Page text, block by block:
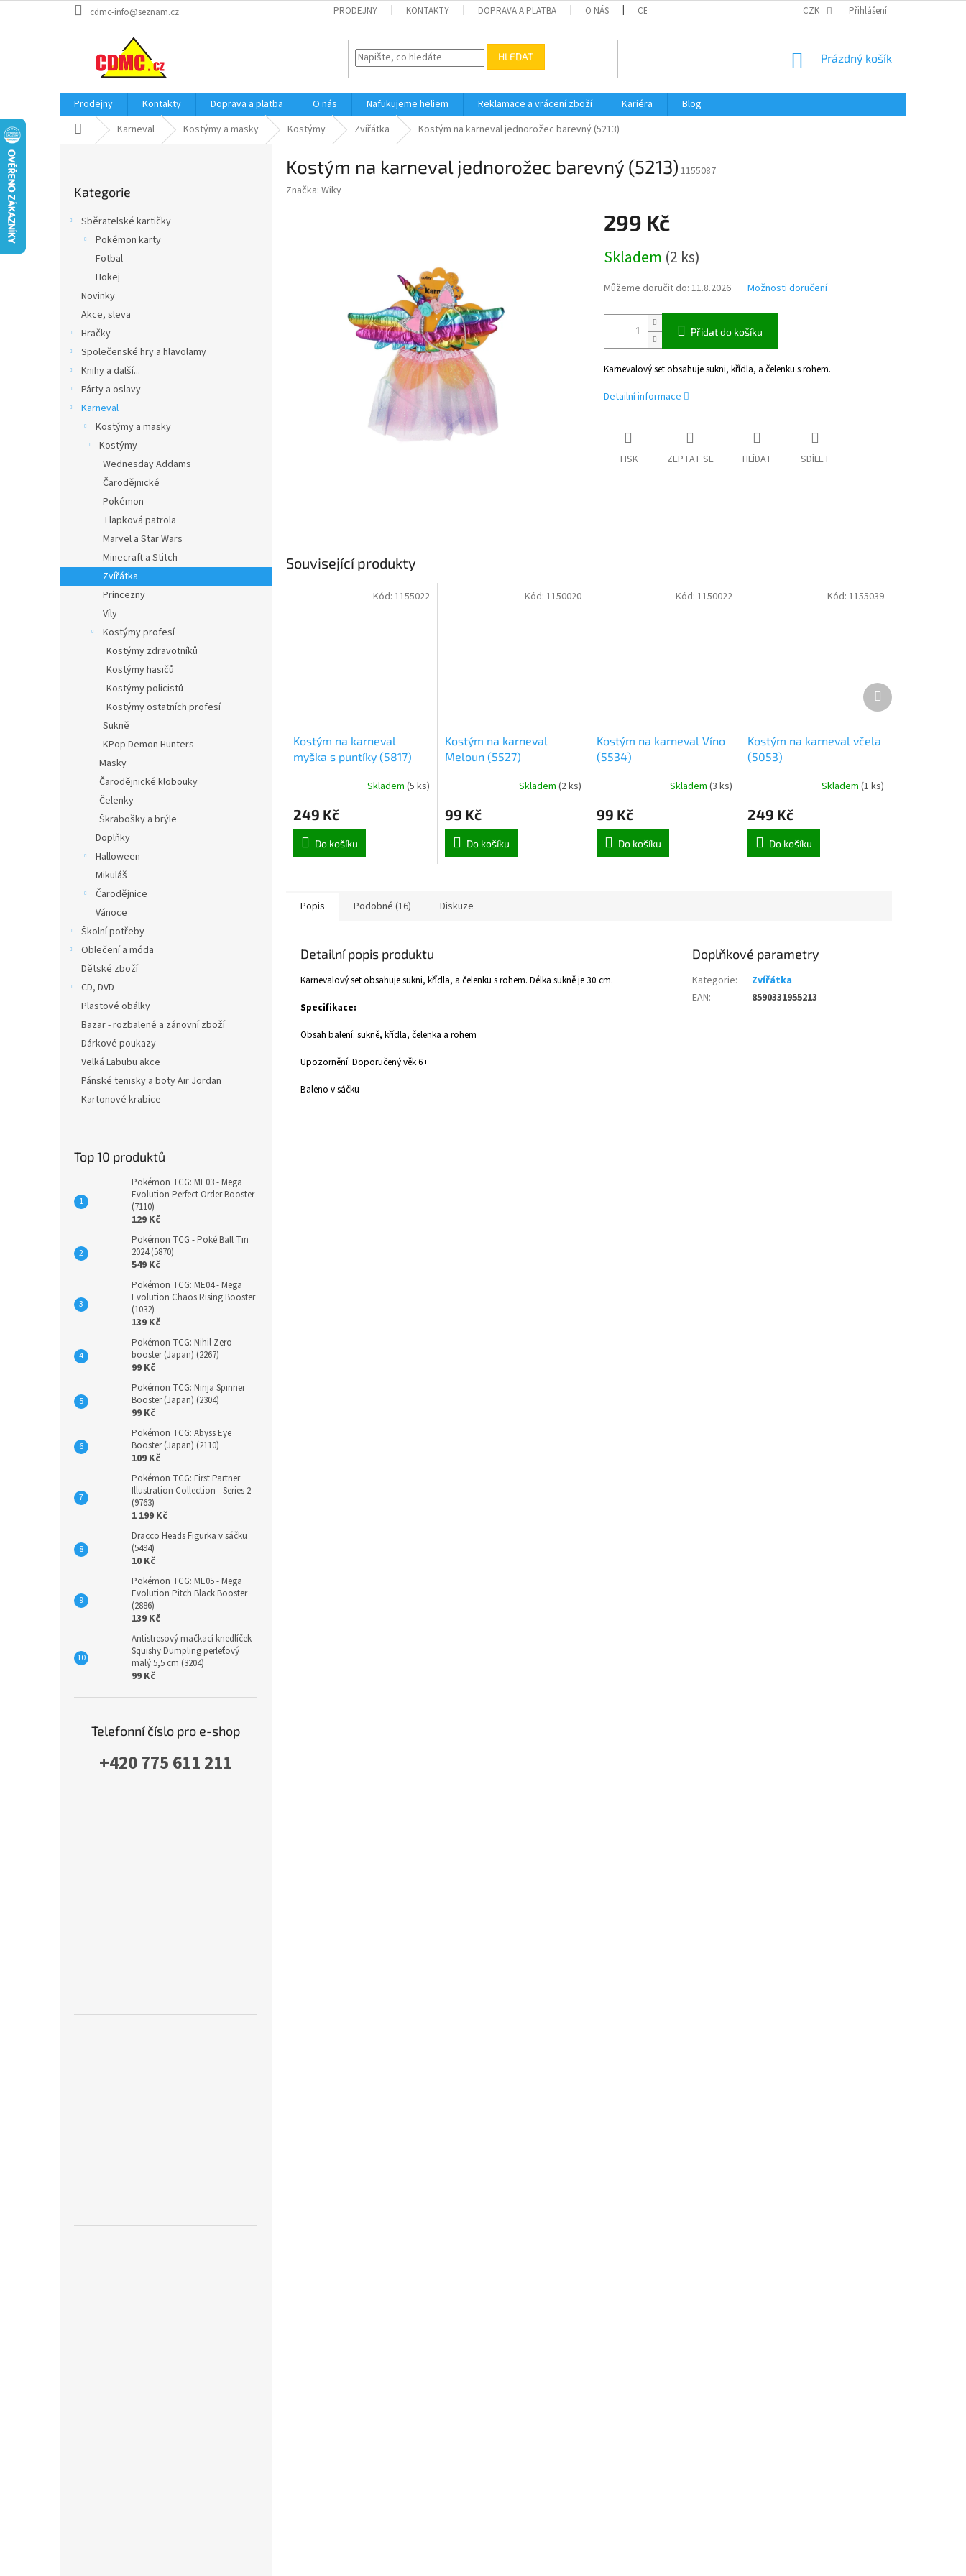
na
cdmc-info@seznam.cz PRODEJNY KONTAKTY DOPRAVA A PLATBA O NÁS CERTIFIKÁTY A NÁVODY OBCHODNÍ PODMÍNKY OCHRANA OSOBNÍCH
CZK Přihlášení
HLEDAT
NÁKUPNÍ
Prázdný košík
Prodejny Kontakty Doprava a platba O nás Nafukujeme heliem Reklamace a vrácení zboží Kariéra
Blog
Domů Karneval Kostýmy a masky Kostýmy Zvířátka Kostým na karneval jednorožec barevný (5213)
kategorie
Kategorie
Sběratelské kartičky
Pokémon karty
Fotbal
Hokej
Novinky
Akce, sleva
Hračky
Společenské hry a hlavolamy
Knihy a další...
Párty a oslavy
Karneval
Kostýmy a masky
Kostýmy
Wednesday Addams
Čarodějnické
Pokémon
Tlapková patrola
Marvel a Star Wars
Minecraft a Stitch
Zvířátka
Princezny
Víly
Kostýmy profesí
Kostýmy zdravotníků
Kostýmy hasičů
Kostýmy policistů
Kostýmy ostatních profesí
Sukně
KPop Demon Hunters
Masky
Čarodějnické klobouky
Čelenky
Škrabošky a brýle
Doplňky
Halloween
Mikuláš
Čarodějnice
Vánoce
Školní potřeby
Oblečení a móda
Dětské zboží
CD, DVD
Plastové obálky
Bazar - rozbalené a zánovní zboží
Dárkové poukazy
Velká Labubu akce
Pánské tenisky a boty Air Jordan
Kartonové krabice
Top 10 produktů
Pokémon TCG: ME03 - Mega
Evolution Perfect Order Booster
(7110)
129 Kč
Pokémon TCG - Poké Ball Tin
2024 (5870)
549 Kč
Pokémon TCG: ME04 - Mega
Evolution Chaos Rising Booster
(1032)
139 Kč
Pokémon TCG: Nihil Zero
booster (Japan) (2267)
99 Kč
Pokémon TCG: Ninja Spinner
Booster (Japan) (2304)
99 Kč
Pokémon TCG: Abyss Eye
Booster (Japan) (2110)
109 Kč
Pokémon TCG: First Partner
Illustration Collection - Series 2
(9763)
1 199 Kč
Dracco Heads Figurka v sáčku
(5494)
10 Kč
Pokémon TCG: ME05 - Mega
Evolution Pitch Black Booster
(2886)
139 Kč
Antistresový mačkací knedlíček
Squishy Dumpling perleťový
malý 5,5 cm (3204)
99 Kč
Telefonní číslo pro e-shop
+420 775 611 211
Kostým na karneval jednorožec barevný (5213) 1155087
Značka: Wiky
299 Kč
cena:
Skladem (2 ks)
Můžeme doručit do: 11.8.2026 Možnosti doručení
Přidat do košíku
Karnevalový set obsahuje sukni, křídla, a čelenku s rohem.
Detailní informace
TISK ZEPTAT SE HLÍDAT SDÍLET
Související produkty
Kostým na karneval
myška s puntíky (5817)
Skladem (5 ks)
249 Kč
Do košíku
Kód: 1155022
Kostým na karneval
Meloun (5527)
Skladem (2 ks)
99 Kč
Do košíku
Kód: 1150020
Kostým na karneval Víno
(5534)
Skladem(3 ks)
99 Kč
Do košíku
Kód:1150022
Kostým na karneval včela
(5053)
Skladem (1 ks)
249 Kč
Do košíku
Kód: 1155039
Další
produkt
Popis Podobné (16) Diskuze
Detailní popis produktu
Karnevalový set obsahuje sukni, křídla, a čelenku s rohem. Délka sukně je 30 cm.
Specifikace:
Obsah balení: sukně, křídla, čelenka a rohem
Upozornění: Doporučený věk 6+
Baleno v sáčku
Doplňkové parametry
Kategorie:
Zvířátka
EAN: 8590331955213